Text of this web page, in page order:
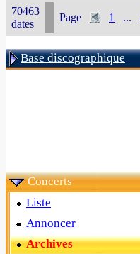
70463
dates
Page 1 ...
Base discographique
Concerts
Liste
Annoncer
Archives